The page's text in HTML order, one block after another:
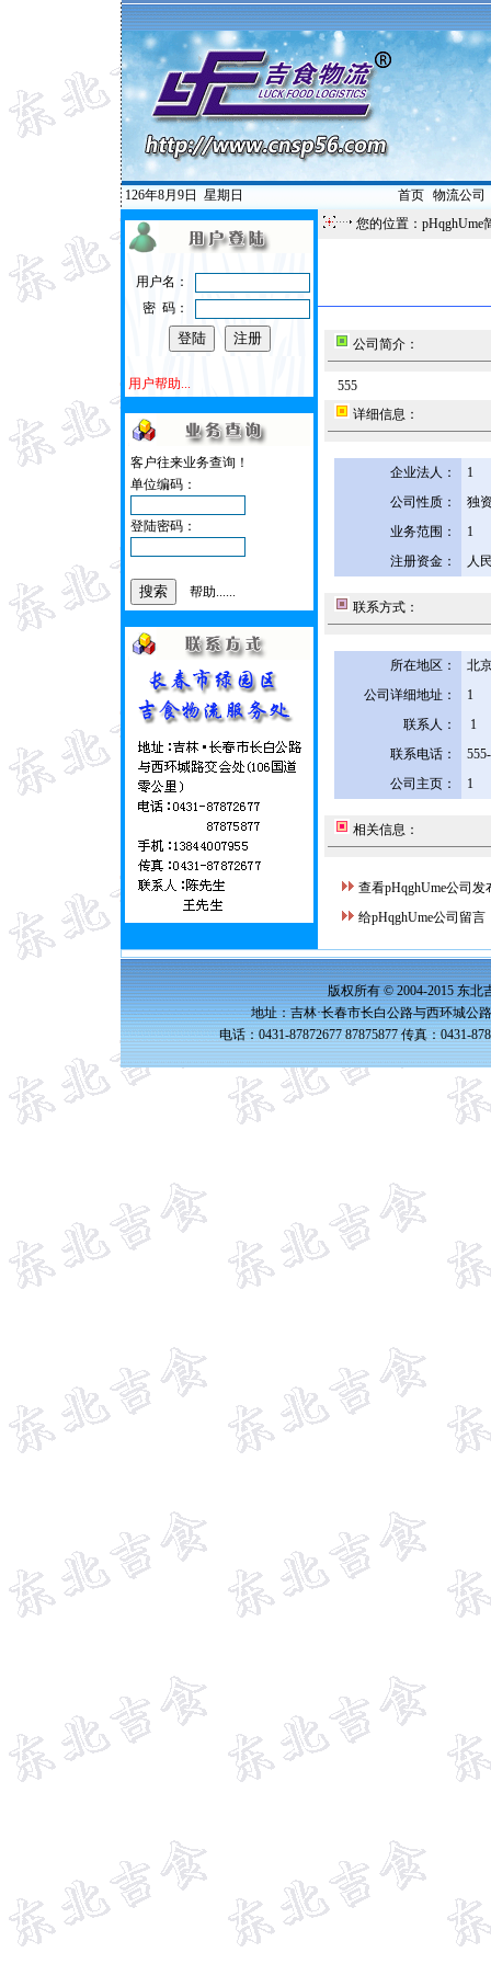
126年8月9日 星期日 首页| 物流公司
用户名：
密 码：
用户帮助...
客户往来业务查询！
单位编码：
登陆密码：
帮助......
您的位置：pHqghUme
公司简介：
555
详细信息：
企业法人：
1
公司性质：
独
业务范围：
1
注册资金：
人
联系方式：
所在地区：
北
公司详细地址：
1
联系人：
1
联系电话：
公司主页：
1
相关信息：
查看pHqghUme公司发
给pHqghUme公司留言
版权所有 © 2004-2015 东北
地址：吉林·长春市长白公路与西环城公
电话：0431-87872677 87875877 传真：0431-